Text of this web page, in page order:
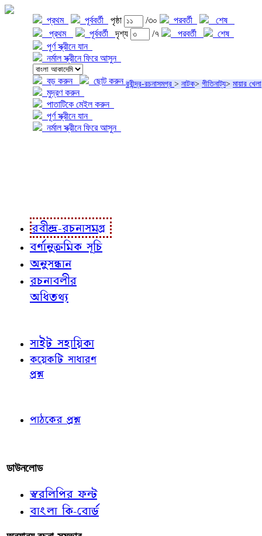
প্রথম পূর্ববর্তী পৃষ্ঠা /৩০ পরবর্তী
শেষ
প্রথম
পূর্ববর্তী দৃশ্য /৭ পরবর্তী
শেষ
পূর্ণ স্ক্রীনে যান
নর্মাল স্ক্রীনে ফিরে আসুন
বড় করুন
ছোট করুন
মুদ্রণ করুন
পাতাটিকে মেইল করুন
পূর্ণ স্ক্রীনে যান
নর্মাল স্ক্রীনে ফিরে আসুন
রবীন্দ্র-রচনাসমগ্র > নাটক> গীতিনাট্য> মায়ার খেলা
রবীন্দ্র-রচনাসমগ্র
বর্ণানুক্রমিক সূচি
অনুসন্ধান
রচনাবলীর
অধিতথ্য
সাইট সহায়িকা
কয়েকটি সাধারণ
প্রশ্ন
পাঠকের প্রশ্ন
ডাউনলোড
স্বরলিপির ফন্ট
বাংলা কি-বোর্ড